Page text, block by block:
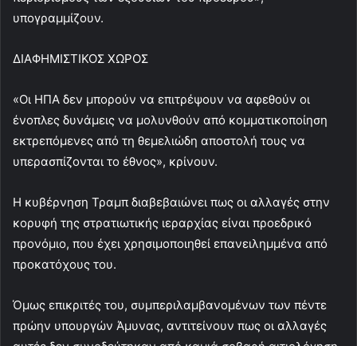
υπογραμμίζουν.
ΔΙΑΦΗΜΙΣΤΙΚΟΣ ΧΩΡΟΣ
«Οι ΗΠΑ δεν μπορούν να επιτρέψουν να αφεθούν οι
ένοπλες δυνάμεις να μολυνθούν από κομματικοποίηση
εκτρεπόμενες από τη θεμελιώδη αποστολή τους να
υπερασπίζονται το έθνος», κρίνουν.
Η κυβέρνηση Τραμπ διαβεβαιώνει πως οι αλλαγές στην
κορυφή της στρατιωτικής ιεραρχίας είναι προεδρικό
προνόμιο, που έχει χρησιμοποιηθεί επανειλημμένα από
προκατόχους του.
Όμως επικριτές του, συμπεριλαμβανομένων των πέντε
πρώην υπουργών Άμυνας, αντιτείνουν πως οι αλλαγές